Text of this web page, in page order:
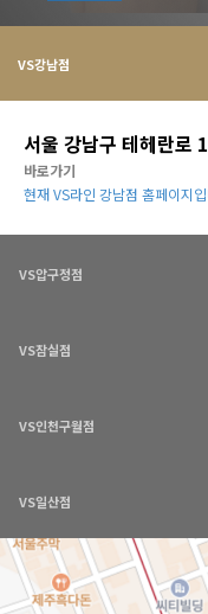
VS강남점
서울 강남구 테헤란로
바로가기
현재 VS라인 강남점 홈페이지
VS압구정점
VS잠실점
VS인천구월점
VS일산점